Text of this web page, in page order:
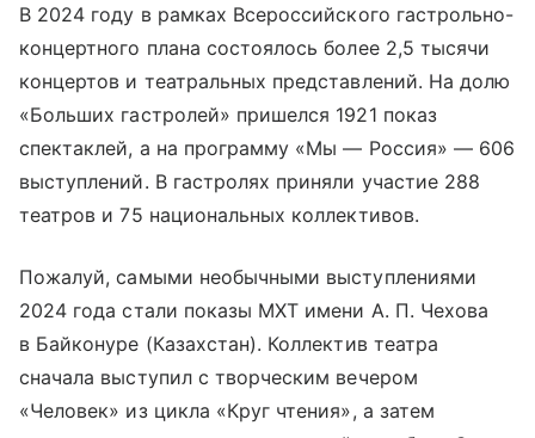
В 2024 году в рамках Всероссийского гастрольно-
концертного плана состоялось более 2,5 тысячи
концертов и театральных представлений. На долю
«Больших гастролей» пришелся 1921 показ
спектаклей, а на программу «Мы — Россия» — 606
выступлений. В гастролях приняли участие 288
театров и 75 национальных коллективов.
Пожалуй, самыми необычными выступлениями
2024 года стали показы МХТ имени А. П. Чехова
в Байконуре (Казахстан). Коллектив театра
сначала выступил с творческим вечером
«Человек» из цикла «Круг чтения», а затем